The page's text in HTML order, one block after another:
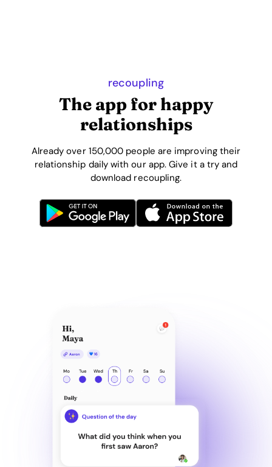
recoupling
The app for happy
relationships
Already over 150,000 people are improving their
relationship daily with our app. Give it a try and
download recoupling.